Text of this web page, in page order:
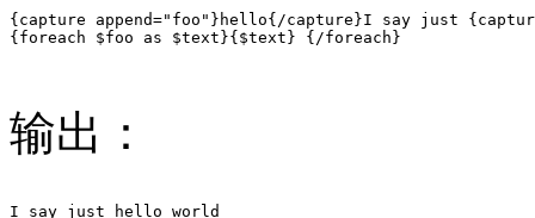
{capture append="foo"}hello{/capture}I say just
{foreach $foo as $text}{$text} {/foreach}
输出：
I say just hello world